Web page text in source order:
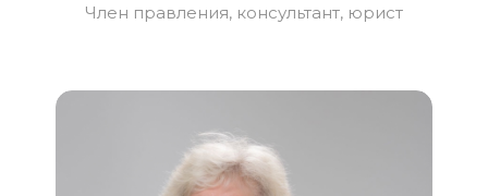
Член правления, консультант, юрист